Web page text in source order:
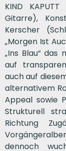
KIND
Gitarre),
Kerscher
„Morgen Ist
„Ins Blau“ das
auf
auch auf
alternativem
Appeal sowie
Strukturell
Richtung
dennoch